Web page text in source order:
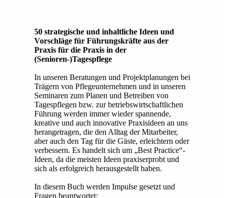
50 strategische und inhaltliche Ideen und
Vorschläge für Führungskräfte aus der
Praxis für die Praxis in der
(Senioren-)Tagespflege
In unseren Beratungen und Projektplanungen bei
Trägern von Pflegeunternehmen und in unseren
Seminaren zum Planen und Betreiben von
Tagespflegen bzw. zur betriebswirtschaftlichen
Führung werden immer wieder spannende,
kreative und auch innovative Praxisideen an uns
herangetragen, die den Alltag der Mitarbeiter,
aber auch den Tag für die Gäste, erleichtern oder
verbessern. Es handelt sich um „Best Practice“-
Ideen, da die meisten Ideen praxiserprobt und
sich als erfolgreich herausgestellt haben.
In diesem Buch werden Impulse gesetzt und
Fragen beantwortet: